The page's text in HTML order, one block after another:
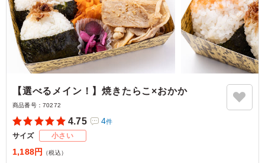
【選べるメイン！】焼きたらこ×おかか
商品番号： 70272
4.75 4件
サイズ 小さい
1,188円 （税込）